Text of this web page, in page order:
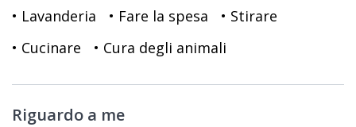
• Lavanderia
• Fare la spesa
• Stirare
• Cucinare
• Cura degli animali
Riguardo a me